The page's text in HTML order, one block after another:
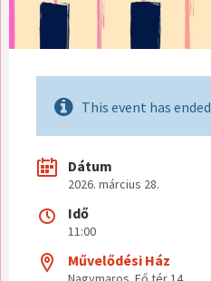
This event has ended
Dátum
2026. március 28.
Idő
11:00
Művelődési Ház